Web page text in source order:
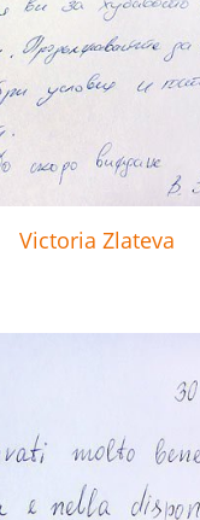
Victoria Zlateva